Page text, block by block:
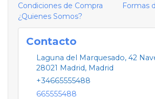
Condiciones de Compra
Formas
¿Quienes Somos?
Contacto
Laguna del Marquesado, 42
28021 Madrid, Madrid
+34665555488
665555488